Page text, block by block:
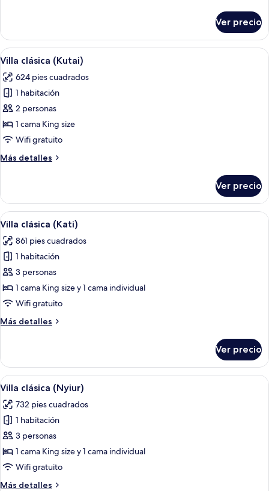
Ver precio
Abrir
todas
las
fotos
de
Villa
clásica
Una habitación de madera con una
4
Villa clásica (Kutai)
624 pies cuadrados
1 habitación
2 personas
1 cama King size
Wifi gratuito
Más detalles
Más
clásica
(Kutai)
Ver precio
Abrir
todas
las
fotos
de
Villa
clásica
Una casa de madera tradicional con
7
Villa clásica (Kati)
861 pies cuadrados
1 habitación
3 personas
1 cama King size y 1 cama individual
Wifi gratuito
Más detalles
Más
clásica
(Kati)
Ver precio
Abrir
todas
las
fotos
de
Villa
clásica
Una habitación tipo cabaña de
6
Villa clásica (Nyiur)
732 pies cuadrados
1 habitación
3 personas
1 cama King size y 1 cama individual
Wifi gratuito
Más detalles
Más